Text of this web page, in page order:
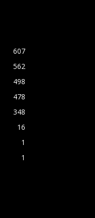
607
562
498
478
348
16
1
1